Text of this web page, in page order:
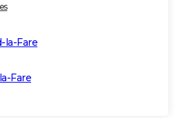
la-Fare
Fare